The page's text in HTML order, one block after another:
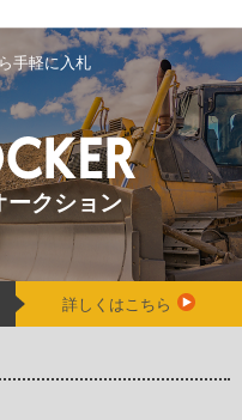
手軽に入札
クション
詳しくはこちら